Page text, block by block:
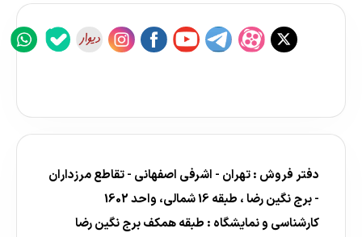
دفتر فروش : تهران - اشرفی اصفهانی - تقاطع مرزداران
- برج نگین رضا ، طبقه 16 شمالی، واحد 1602
کارشناسی و نمایشگاه : طبقه همکف برج نگین رضا